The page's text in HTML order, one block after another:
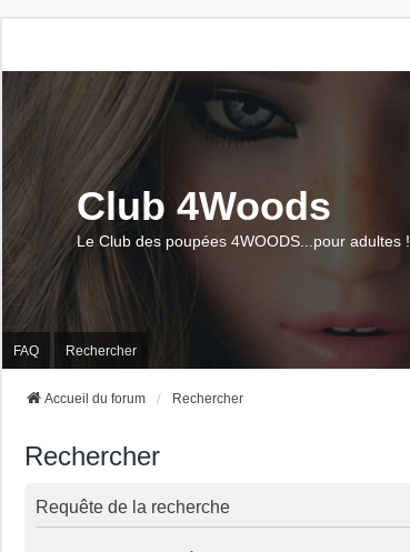
Club 4Woods
Le Club des poupées 4WOODS...pour adultes !
FAQ Rechercher
Accueil du forum Rechercher
Rechercher
Requête de la recherche